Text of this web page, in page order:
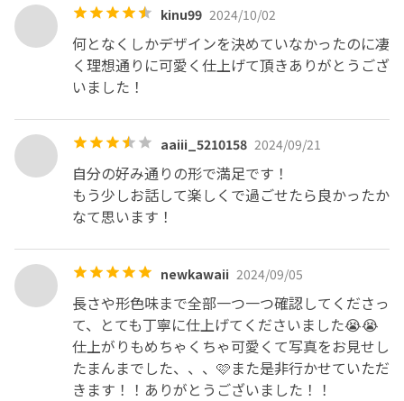
kinu99 2024/10/02
何となくしかデザインを決めていなかったのに凄
く理想通りに可愛く仕上げて頂きありがとうござ
いました！
aaiii_5210158 2024/09/21
自分の好み通りの形で満足です！
もう少しお話して楽しくで過ごせたら良かったか
なて思います！
newkawaii 2024/09/05
長さや形色味まで全部一つ一つ確認してくださっ
て、とても丁寧に仕上げてくださいました😭😭
仕上がりもめちゃくちゃ可愛くて写真をお見せし
たまんまでした、、、🩷また是非行かせていただ
きます！！ありがとうございました！！